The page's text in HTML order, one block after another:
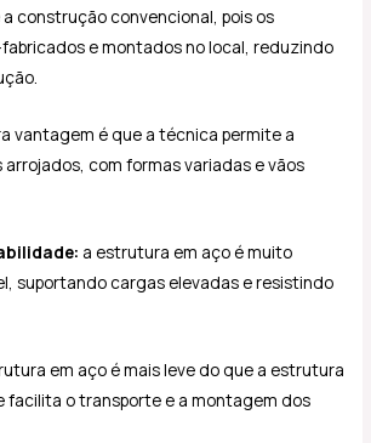
construção convencional, pois os
e montados no local, reduzindo
vantagem é que a técnica permite a
com formas variadas e vãos
a estrutura em aço é muito
suportando cargas elevadas e resistindo
em aço é mais leve do que a estrutura
facilita o transporte e a montagem dos